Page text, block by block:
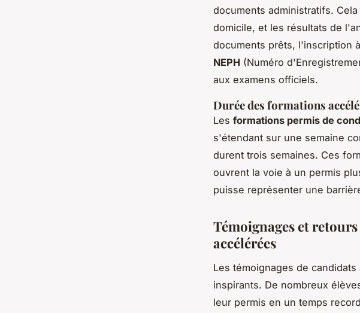
documents administratifs.
domicile, et les résultats de
documents prêts, l'inscription
NEPH (Numéro
aux examens officiels.
Durée des formations
Les formations permis de
s'étendant sur une semaine
durent trois semaines. Ces
ouvrent la voie à un permis
puisse représenter une
Témoignages et
accélérées
Les témoignages de
inspirants. De nombreux
leur permis en un temps